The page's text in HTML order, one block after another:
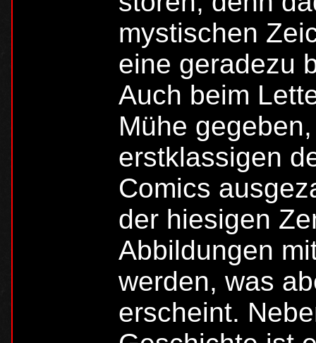
mystischen
eine geradezu
Auch beim
Mühe
erstklassigen
Comics
der hiesigen
Abbildungen
werden, was
erscheint.